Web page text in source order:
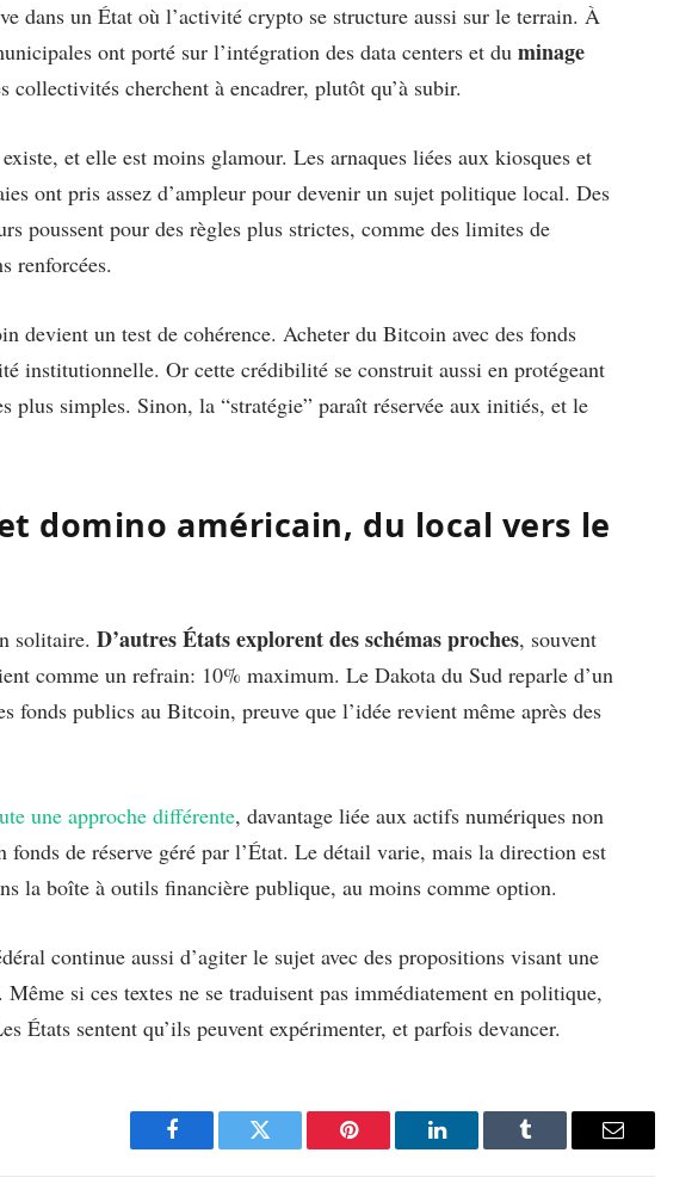
dans un État où l’activité crypto se structure aussi sur le terrain. À
ont porté sur l’intégration des data centers et du minage
collectivités cherchent à encadrer, plutôt qu’à subir.
et elle est moins glamour. Les arnaques liées aux kiosques et
ont pris assez d’ampleur pour devenir un sujet politique local. Des
poussent pour des règles plus strictes, comme des limites de
renforcées.
devient un test de cohérence. Acheter du Bitcoin avec des fonds
institutionnelle. Or cette crédibilité se construit aussi en protégeant
plus simples. Sinon, la “stratégie” paraît réservée aux initiés, et le
domino américain, du local vers le
solitaire. D’autres États explorent des schémas proches, souvent
comme un refrain: 10% maximum. Le Dakota du Sud reparle d’un
fonds publics au Bitcoin, preuve que l’idée revient même après des
une approche différente, davantage liée aux actifs numériques non
fonds de réserve géré par l’État. Le détail varie, mais la direction est
la boîte à outils financière publique, au moins comme option.
continue aussi d’agiter le sujet avec des propositions visant une
si ces textes ne se traduisent pas immédiatement en politique,
États sentent qu’ils peuvent expérimenter, et parfois devancer.
Facebook Twitter Pinterest LinkedIn Tumblr Email